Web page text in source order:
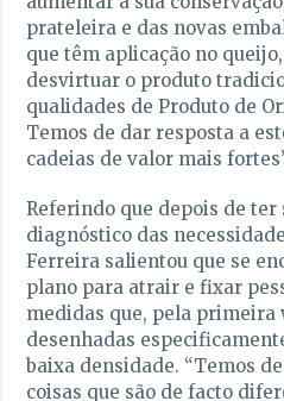
prateleira e das novas
que têm aplicação no
desvirtuar o produto
qualidades de Produto de
Temos de dar resposta a
cadeias de valor mais
Referindo que depois de
diagnóstico das
Ferreira salientou que se
plano para atrair e fixar
medidas que, pela primeira
desenhadas
baixa densidade. “Temos
coisas que são de facto